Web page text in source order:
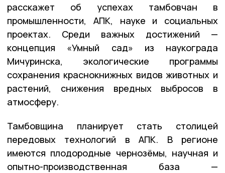
расскажет об успехах тамбовчан в
промышленности, АПК, науке и социальных
проектах. Среди важных достижений —
концепция «Умный сад» из наукограда
Мичуринска, экологические программы
сохранения краснокнижных видов животных и
растений, снижения вредных выбросов в
атмосферу.
Тамбовщина планирует стать столицей
передовых технологий в АПК. В регионе
имеются плодородные чернозёмы, научная и
опытно-производственная база —